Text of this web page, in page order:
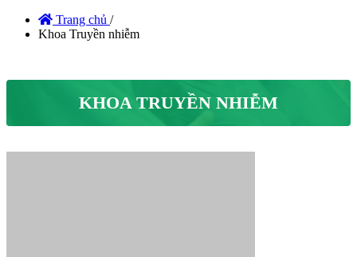
Trang chủ /
Khoa Truyền nhiễm
KHOA TRUYỀN NHIỄM